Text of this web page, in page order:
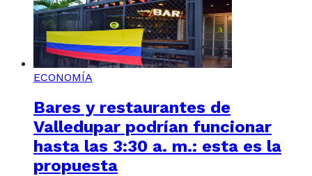
ECONOMÍA
Bares y restaurantes de
Valledupar podrían funcionar
hasta las 3:30 a. m.: esta es la
propuesta